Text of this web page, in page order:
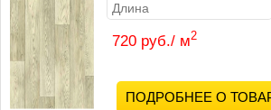
720 руб./ м2
ПОДРОБНЕЕ О